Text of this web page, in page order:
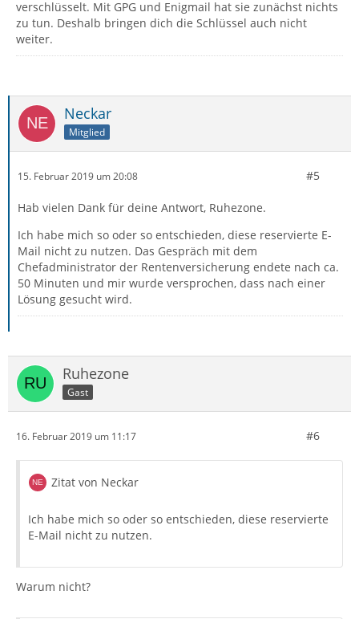
verschlüsselt. Mit GPG und Enigmail hat sie zunächst nichts
zu tun. Deshalb bringen dich die Schlüssel auch nicht
weiter.
Neckar
Mitglied
15. Februar 2019 um 20:08 #5
Hab vielen Dank für deine Antwort, Ruhezone.
Ich habe mich so oder so entschieden, diese reservierte E-
Mail nicht zu nutzen. Das Gespräch mit dem
Chefadministrator der Rentenversicherung endete nach ca.
50 Minuten und mir wurde versprochen, dass nach einer
Lösung gesucht wird.
Ruhezone
Gast
16. Februar 2019 um 11:17 #6
Zitat von Neckar
Ich habe mich so oder so entschieden, diese reservierte
E-Mail nicht zu nutzen.
Warum nicht?